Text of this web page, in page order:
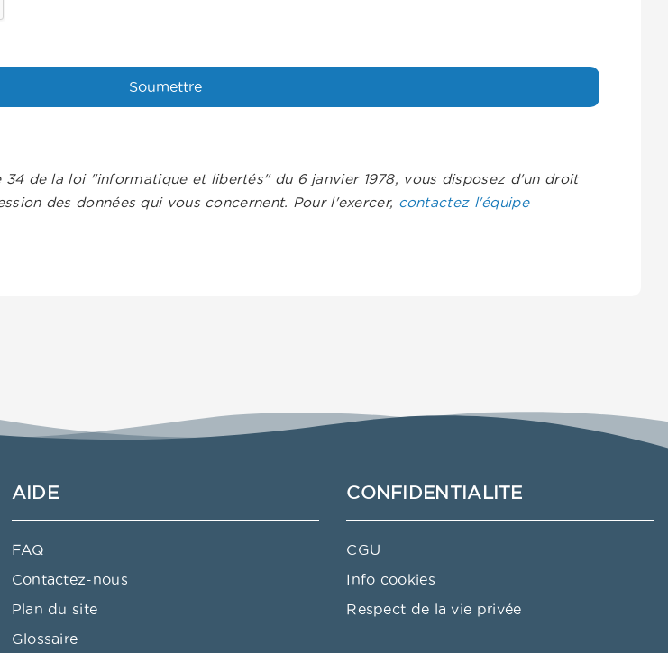
de la loi "informatique et libertés" du 6 janvier 1978, vous disposez d'un droit
des données qui vous concernent. Pour l'exercer, contactez l'équipe
AIDE
FAQ
Contactez-nous
Plan du site
Glossaire
CONFIDENTIALITE
CGU
Info cookies
Respect de la vie privée